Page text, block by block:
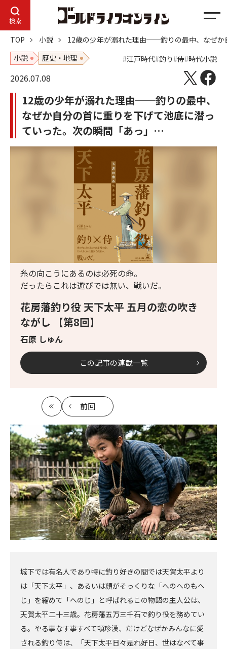
検索
メ
ュ
ー
TOP 小説
12歳の少年が溺れた理由──釣りの最中、なぜ
小説
歴史・地理 江戸時代 釣り 侍 時代小説
2026.07.08
12歳の少年が溺れた理由──釣りの最中、
なぜか自分の首に重りを下げて池底に潜っ
ていった。次の瞬間「あっ」…
花房藩釣り役 天下太平 五月の恋の吹き
ながし 【第8回】
石原 しゅん
糸の向こうにあるのは必死の命。
だったらこれは遊びでは無い、戦いだ。
この記事の連載一覧
最
初
前回
記
事
へ
城下では有名人であり特に釣り好きの間では天賀太平より
は「天下太平」、あるいは顔がそっくりな「へのへのもへ
じ」を縮めて「へのじ」と呼ばれるこの物語の主人公は、
天賀太平二十三歳。花房藩五万三千石で釣り役を務めてい
る。やる事なす事すべて頓珍漢、だけどなぜかみんなに愛
される釣り侍は、「天下太平日々是れ好日、世はなべて事